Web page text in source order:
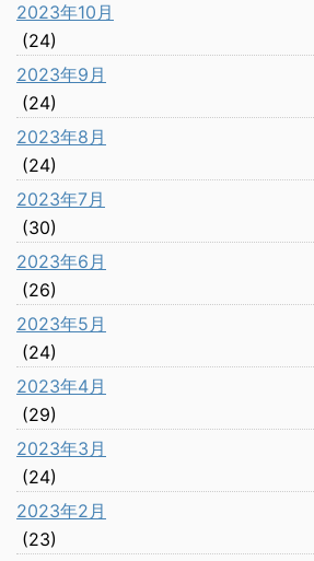
2023年10月
(24)
2023年9月
(24)
2023年8月
(24)
2023年7月
(30)
2023年6月
(26)
2023年5月
(24)
2023年4月
(29)
2023年3月
(24)
2023年2月
(23)